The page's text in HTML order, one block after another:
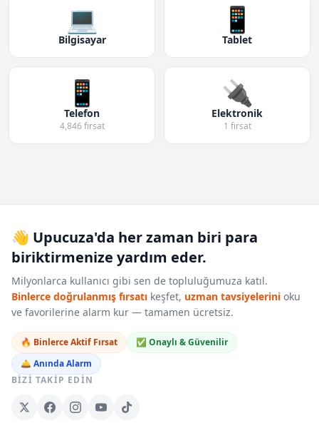
💻
Bilgisayar
📱
Tablet
📱
Telefon
4,846 fırsat
🔌
Elektronik
1 fırsat
👋 Upucuza'da her zaman biri para
biriktirmenize yardım eder.
Milyonlarca kullanıcı gibi sen de topluluğumuza katıl.
Binlerce doğrulanmış fırsatı keşfet, uzman tavsiyelerini oku
ve favorilerine alarm kur — tamamen ücretsiz.
🔥 Binlerce Aktif Fırsat
✅ Onaylı & Güvenilir
🛎️ Anında Alarm
BIZI TAKIP EDIN